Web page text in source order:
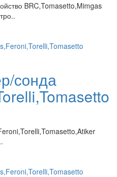
BRC,Tomasetto,Mimgas
сонда